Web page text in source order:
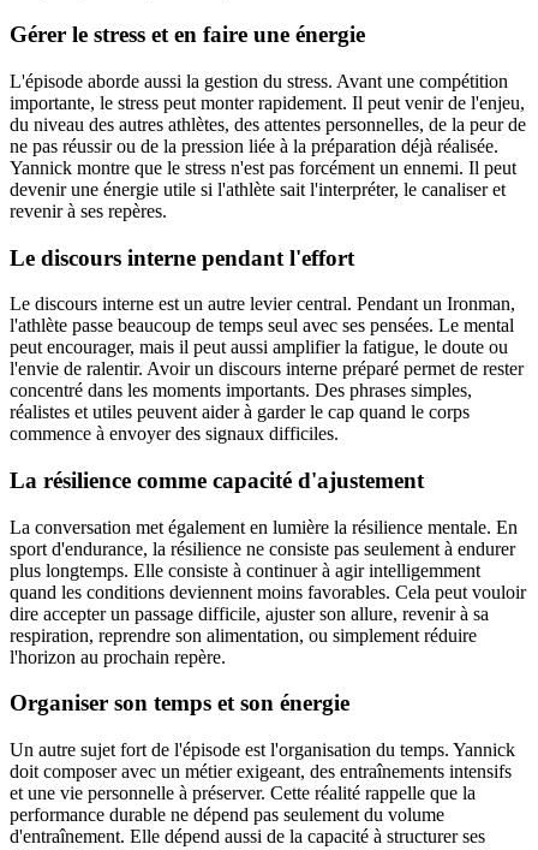
Gérer le stress et en faire une énergie
L'épisode aborde aussi la gestion du stress. Avant une compétition
importante, le stress peut monter rapidement. Il peut venir de l'enjeu,
du niveau des autres athlètes, des attentes personnelles, de la peur de
ne pas réussir ou de la pression liée à la préparation déjà réalisée.
Yannick montre que le stress n'est pas forcément un ennemi. Il peut
devenir une énergie utile si l'athlète sait l'interpréter, le canaliser et
revenir à ses repères.
Le discours interne pendant l'effort
Le discours interne est un autre levier central. Pendant un Ironman,
l'athlète passe beaucoup de temps seul avec ses pensées. Le mental
peut encourager, mais il peut aussi amplifier la fatigue, le doute ou
l'envie de ralentir. Avoir un discours interne préparé permet de rester
concentré dans les moments importants. Des phrases simples,
réalistes et utiles peuvent aider à garder le cap quand le corps
commence à envoyer des signaux difficiles.
La résilience comme capacité d'ajustement
La conversation met également en lumière la résilience mentale. En
sport d'endurance, la résilience ne consiste pas seulement à endurer
plus longtemps. Elle consiste à continuer à agir intelligemment
quand les conditions deviennent moins favorables. Cela peut vouloir
dire accepter un passage difficile, ajuster son allure, revenir à sa
respiration, reprendre son alimentation, ou simplement réduire
l'horizon au prochain repère.
Organiser son temps et son énergie
Un autre sujet fort de l'épisode est l'organisation du temps. Yannick
doit composer avec un métier exigeant, des entraînements intensifs
et une vie personnelle à préserver. Cette réalité rappelle que la
performance durable ne dépend pas seulement du volume
d'entraînement. Elle dépend aussi de la capacité à structurer ses